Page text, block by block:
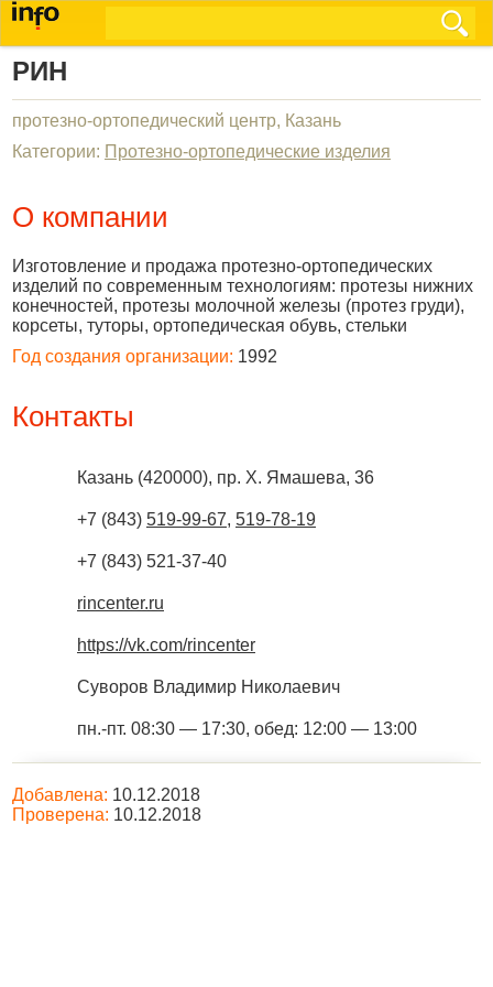
РИН
протезно-ортопедический центр, Казань
Категории: Протезно-ортопедические изделия
О компании
Изготовление и продажа протезно-ортопедических
изделий по современным технологиям: протезы нижних
конечностей, протезы молочной железы (протез груди),
корсеты, туторы, ортопедическая обувь, стельки
Год создания организации: 1992
Контакты
Казань (420000), пр. Х. Ямашева, 36
+7 (843) 519-99-67, 519-78-19
+7 (843) 521-37-40
rincenter.ru
https://vk.com/rincenter
Суворов Владимир Николаевич
пн.-пт. 08:30 — 17:30, обед: 12:00 — 13:00
Добавлена: 10.12.2018
Проверена: 10.12.2018